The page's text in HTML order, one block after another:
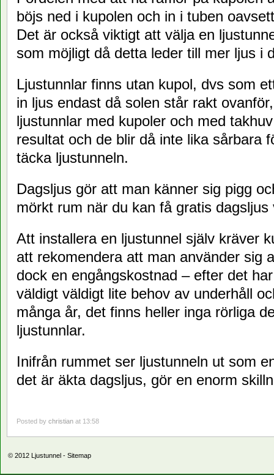
böjs ned i kupolen och in i tuben
Det är också viktigt att välja en
som möjligt då detta leder till mer ljus i
Ljustunnlar finns utan kupol, dvs som
in ljus endast då solen står rakt
ljustunnlar med kupoler och med
resultat och de blir då inte lika sårbara
täcka ljustunneln.
Dagsljus gör att man känner sig pigg
mörkt rum när du kan få gratis dagsljus
Att installera en ljustunnel själv kräver
att rekomendera att man använder sig
dock en engångskostnad – efter det
väldigt väldigt lite behov av underhåll
många år, det finns heller inga rörliga
ljustunnlar.
Inifrån rummet ser ljustunneln ut som
det är äkta dagsljus, gör en enorm
Posted by christian at 13:58
© 2012 Ljustunnel - Sitemap